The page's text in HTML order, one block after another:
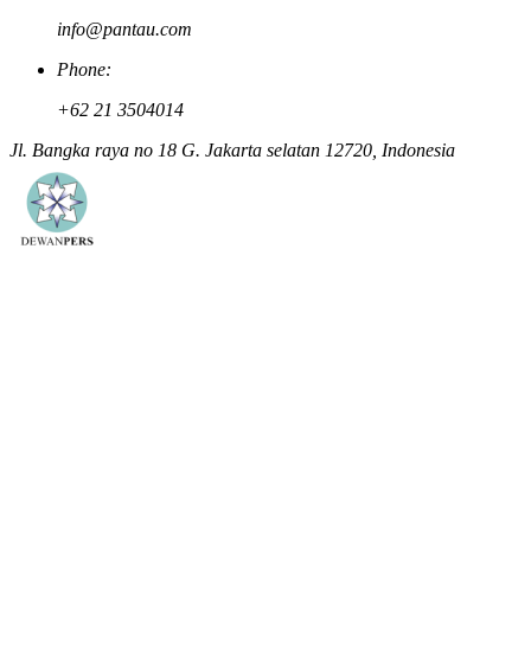
info@pantau.com
Phone:
+62 21 3504014
Jl. Bangka raya no 18 G. Jakarta selatan 12720, Indonesia